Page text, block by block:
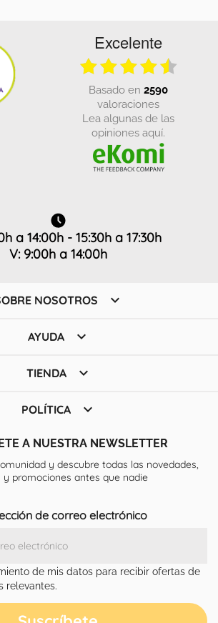
Excelente
basado en 2590
valoraciones
Lea algunas de las
opiniones aquí.
a 14:00h - 15:30h a 17:30h
V: 9:00h a 14:00h
NOSOTROS 
AYUDA 
TIENDA 
POLÍTICA 
A NUESTRA NEWSLETTER
y descubre todas las novedades,
y promociones antes que nadie
de correo electrónico
de mis datos para recibir ofertas de
relevantes.